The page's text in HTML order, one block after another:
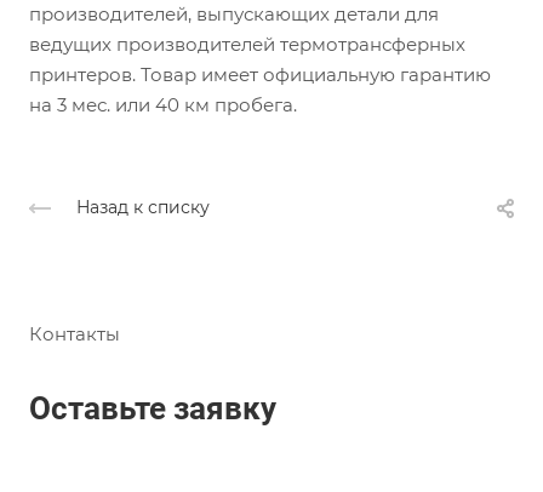
производителей, выпускающих детали для
ведущих производителей термотрансферных
принтеров. Товар имеет официальную гарантию
на 3 мес. или 40 км пробега.
Назад к списку
Контакты
Оставьте заявку